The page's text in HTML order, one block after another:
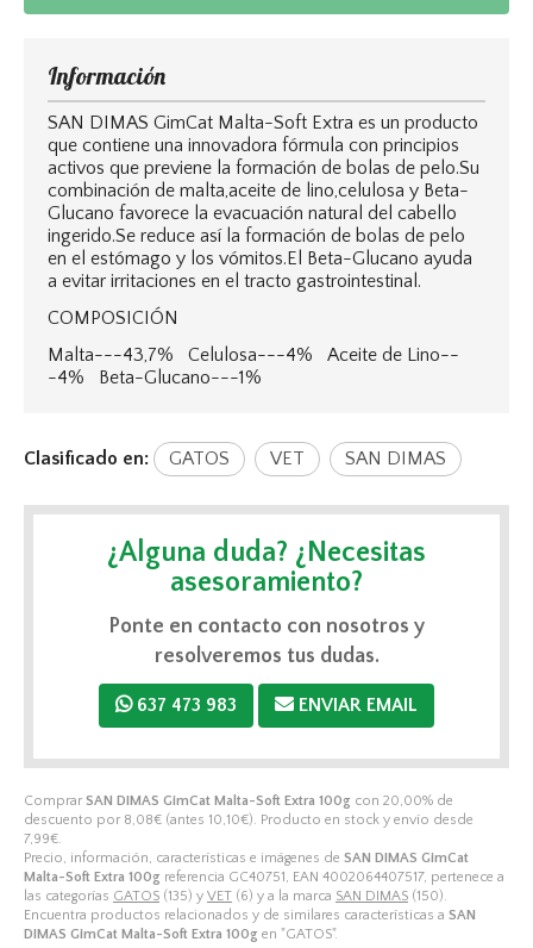
Comprar SAN DIMAS GimCat Malta-Soft Extra 100g con 20,00% de
descuento por 8,08€ (antes 10,10€). Producto en stock y envío desde
7,99€.
Precio, información, características e imágenes de SAN DIMAS GimCat
Malta-Soft Extra 100g referencia GC40751, EAN 4002064407517, pertenece a
las categorías GATOS (135) y VET (6) y a la marca SAN DIMAS (150).
Encuentra productos relacionados y de similares características a SAN
DIMAS GimCat Malta-Soft Extra 100g en "GATOS".
Información
SAN DIMAS GimCat Malta-Soft Extra es un producto
que contiene una innovadora fórmula con principios
activos que previene la formación de bolas de pelo.Su
combinación de malta,aceite de lino,celulosa y Beta-
Glucano favorece la evacuación natural del cabello
ingerido.Se reduce así la formación de bolas de pelo
en el estómago y los vómitos.El Beta-Glucano ayuda
a evitar irritaciones en el tracto gastrointestinal.
COMPOSICIÓN
Malta---43,7% Celulosa---4% Aceite de Lino--
-4% Beta-Glucano---1%
Clasificado en: GATOS VET SAN DIMAS
¿Alguna duda? ¿Necesitas
asesoramiento?
Ponte en contacto con nosotros y
resolveremos tus dudas.
637 473 983 ENVIAR EMAIL